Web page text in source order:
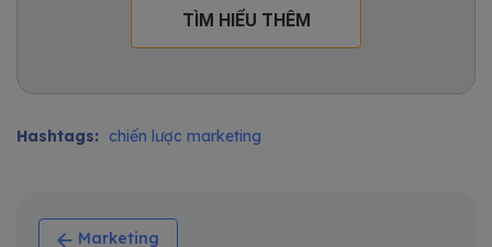
TÌM HIỂU THÊM
Hashtags: chiến lược marketing
Marketing